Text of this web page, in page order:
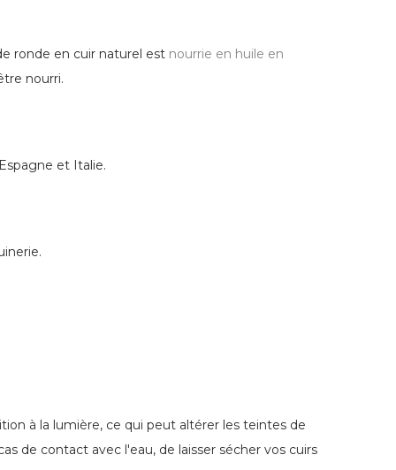
ronde en cuir naturel est nourrie en huile en
nourri.
et Italie.
à la lumière, ce qui peut altérer les teintes de
de contact avec l'eau, de laisser sécher vos cuirs